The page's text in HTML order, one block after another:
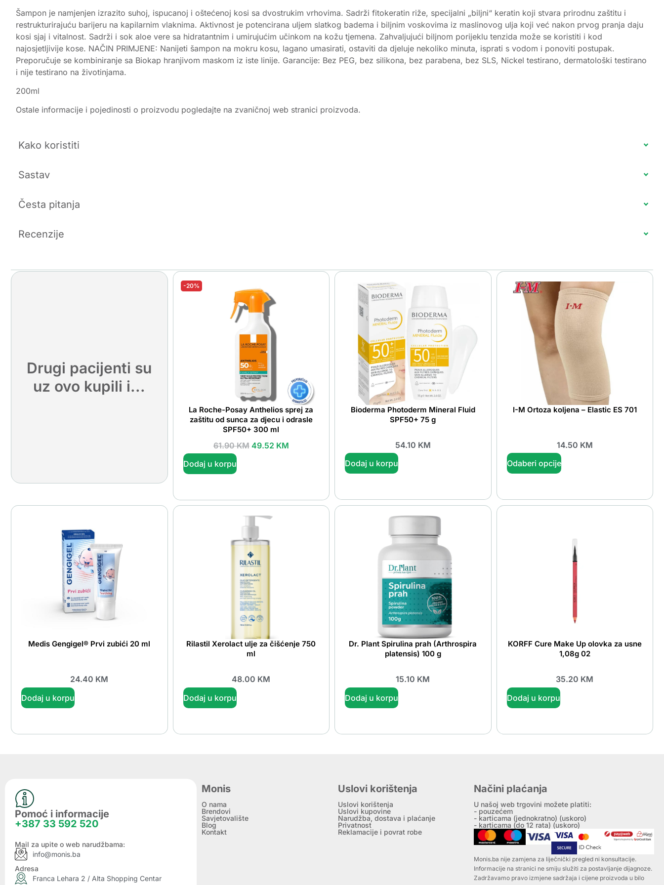
Šampon je namjenjen izrazito suhoj, ispucanoj i oštećenoj kosi sa dvostrukim vrhovima. Sadrži fitokeratin riže, specijalni „biljni“ keratin koji stvara prirodnu zaštitu i
restrukturirajuću barijeru na kapilarnim vlaknima. Aktivnost je potencirana uljem slatkog badema i biljnim voskovima iz maslinovog ulja koji već nakon prvog pranja daju
kosi sjaj i vitalnost. Sadrži i sok aloe vere sa hidratantnim i umirujućim učinkom na kožu tjemena. Zahvaljujući biljnom porijeklu tenzida može se koristiti i kod
najosjetljivije kose. NAČIN PRIMJENE: Nanijeti šampon na mokru kosu, lagano umasirati, ostaviti da djeluje nekoliko minuta, isprati s vodom i ponoviti postupak.
Preporučuje se kombiniranje sa Biokap hranjivom maskom iz iste linije. Garancije: Bez PEG, bez silikona, bez parabena, bez SLS, Nickel testirano, dermatološki testirano
i nije testirano na životinjama.
200ml
Ostale informacije i pojedinosti o proizvodu pogledajte na zvaničnoj web stranici proizvoda.
Kako koristiti
Sastav
Česta pitanja
Recenzije
Drugi pacijenti su
uz ovo kupili i...
-20%
La Roche-Posay Anthelios sprej za
zaštitu od sunca za djecu i odrasle
SPF50+ 300 ml
61.90KM 49.52 KM
Dodaj u korpu
Bioderma Photoderm Mineral Fluid
SPF50+ 75 g
54.10 KM
Dodaj u korpu
I-M Ortoza koljena – Elastic ES 701
14.50 KM
Odaberi opcije
Medis Gengigel® Prvi zubići 20 ml
24.40 KM
Dodaj u korpu
Rilastil Xerolact ulje za čišćenje 750
ml
48.00 KM
Dodaj u korpu
Dr. Plant Spirulina prah (Arthrospira
platensis) 100 g
15.10 KM
Dodaj u korpu
KORFF Cure Make Up olovka za usne
1,08g 02
35.20 KM
Dodaj u korpu
Pomoć i informacije
+387 33 592 520
Mail za upite o web narudžbama:
info@monis.ba
Adresa
Franca Lehara 2 / Alta Shopping Centar
Monis
O nama
Brendovi
Savjetovalište
Blog
Kontakt
Uslovi korištenja
Uslovi korištenja
Uslovi kupovine
Narudžba, dostava i plaćanje
Privatnost
Reklamacije i povrat robe
Načini plaćanja
U našoj web trgovini možete platiti:
- pouzećem
- karticama (jednokratno) (uskoro)
- karticama (do 12 rata) (uskoro)
Monis.ba nije zamjena za liječnički pregled ni konsultacije.
Informacije na stranici ne smiju služiti za postavljanje dijagnoze.
Zadržavamo pravo izmjene sadržaja i cijene proizvoda u bilo